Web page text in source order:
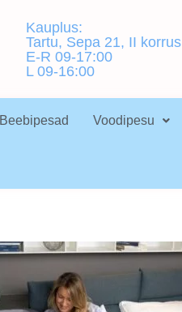
Kauplus:
Tartu, Sepa 21, II korrus
E-R 09-17:00
L 09-16:00
Beebipesad Voodipesu